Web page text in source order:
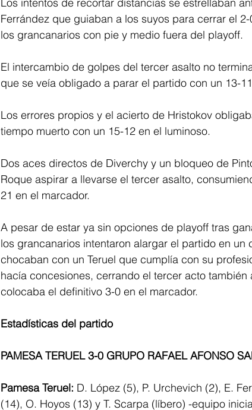
Ferrández que guiaban a los suyos para cerrar el
los grancanarios con pie y medio fuera del playoff.
El intercambio de golpes del tercer asalto no
que se veía obligado a parar el partido con un 13-
Los errores propios y el acierto de Hristokov
tiempo muerto con un 15-12 en el luminoso.
Dos aces directos de Diverchy y un bloqueo de
Roque aspirar a llevarse el tercer asalto,
21 en el marcador.
A pesar de estar ya sin opciones de playoff tras
los grancanarios intentaron alargar el partido en un
chocaban con un Teruel que cumplía con su
hacía concesiones, cerrando el tercer acto
colocaba el definitivo 3-0 en el marcador.
Estadísticas del partido
PAMESA TERUEL 3-0 GRUPO RAFAEL AFONSO
Pamesa Teruel: D. López (5), P. Urchevich (2), E.
(14), O. Hoyos (13) y T. Scarpa (líbero) -equipo